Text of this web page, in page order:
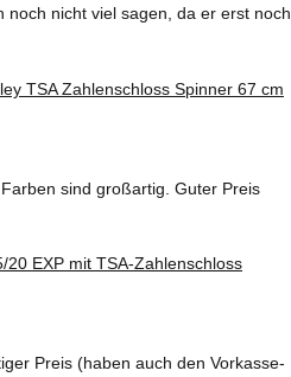
nicht viel sagen, da er erst noch
sind großartig. Guter Preis
Preis (haben auch den Vorkasse-